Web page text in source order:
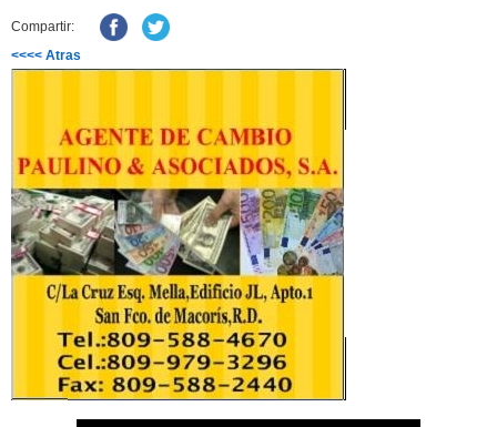
Compartir:
<<<< Atras